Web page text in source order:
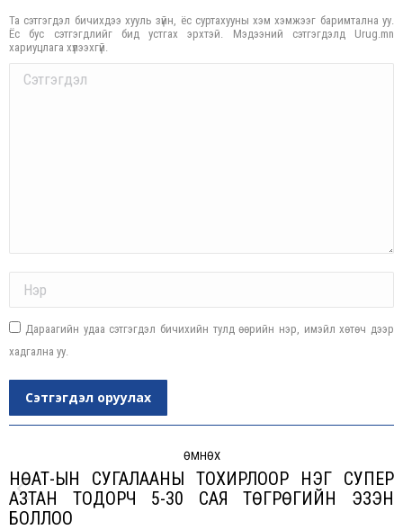
Та сэтгэгдэл бичихдээ хууль зүйн, ёс суртахууны хэм хэмжээг баримтална уу.
Ёс бус сэтгэгдлийг бид устгах эрхтэй. Мэдээний сэтгэгдэлд Urug.mn
хариуцлага хүлээхгүй.
Comment
Дараагийн удаа сэтгэгдэл бичихийн тулд өөрийн нэр, имэйл хөтөч дээр
хадгална уу.
Сэтгэгдэл оруулах
ӨМНӨХ
Previous
НӨАТ-ЫН СУГАЛААНЫ ТОХИРЛООР НЭГ СУПЕР
АЗТАН ТОДОРЧ 5-30 САЯ ТӨГРӨГИЙН ЭЗЭН
БОЛЛОО